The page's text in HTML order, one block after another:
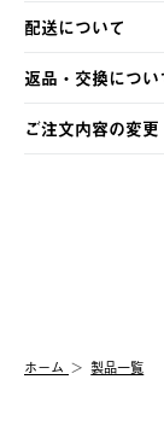
以下のいずれか
・クレジットカー
・コンビニ決済
・Pay-easy決済
配送について
【発送スケジュー
ご注文・ご入金
土日祝の発送は
の発送となる場
【配送業者】
佐川急便にて配送
返品・交換につい
※お客様都合の場合
お客様都合の返
一度お手元の商品
ご注文内容の変
LOGOS
ホーム 製品一覧